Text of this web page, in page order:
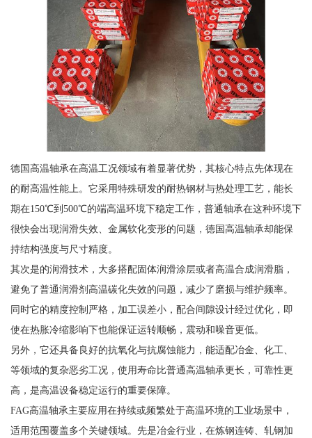
德国高温轴承在高温工况领域有着显著优势，其核心特点先体现在
的耐高温性能上。它采用特殊研发的耐热钢材与热处理工艺，能长
期在150℃到500℃的端高温环境下稳定工作，普通轴承在这种环境下
很快会出现润滑失效、金属软化变形的问题，德国高温轴承却能保
持结构强度与尺寸精度。
其次是的润滑技术，大多搭配固体润滑涂层或者高温合成润滑脂，
避免了普通润滑剂高温碳化失效的问题，减少了磨损与维护频率。
同时它的精度控制严格，加工误差小，配合间隙设计经过优化，即
使在热胀冷缩影响下也能保证运转顺畅，震动和噪音更低。
另外，它还具备良好的抗氧化与抗腐蚀能力，能适配冶金、化工、
等领域的复杂恶劣工况，使用寿命比普通高温轴承更长，可靠性更
高，是高温设备稳定运行的重要保障。
FAG高温轴承主要应用在持续或频繁处于高温环境的工业场景中，
适用范围覆盖多个关键领域。先是冶金行业，在炼钢连铸、轧钢加